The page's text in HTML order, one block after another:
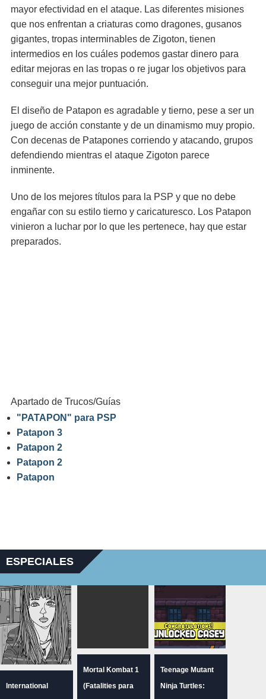
mayor efectividad en el ataque. Las diferentes misiones
que nos enfrentan a criaturas como dragones, gusanos
gigantes, tropas interminables de Zigoton, tienen
intermedios en los cuáles podemos gastar dinero para
editar mejoras en las tropas o re jugar los objetivos para
conseguir una mejor puntuación.
El diseño de Patapon es agradable y tierno, pese a ser un
juego de acción constante y de un dinamismo muy propio.
Con decenas de Patapones corriendo y atacando, grupos
defendiendo mientras el ataque Zigoton parece
inminente.
Uno de los mejores títulos para la PSP y que no debe
engañar con su estilo tierno y caricaturesco. Los Patapon
vinieron a luchar por lo que les pertenece, hay que estar
preparados.
Apartado de Trucos/Guías
"PATAPON" para PSP
Patapon 3
Patapon 2
Patapon 2
Patapon
ESPECIALES
International
Mortal Kombat 1
(Fatalities para
Teenage Mutant
Ninja Turtles: